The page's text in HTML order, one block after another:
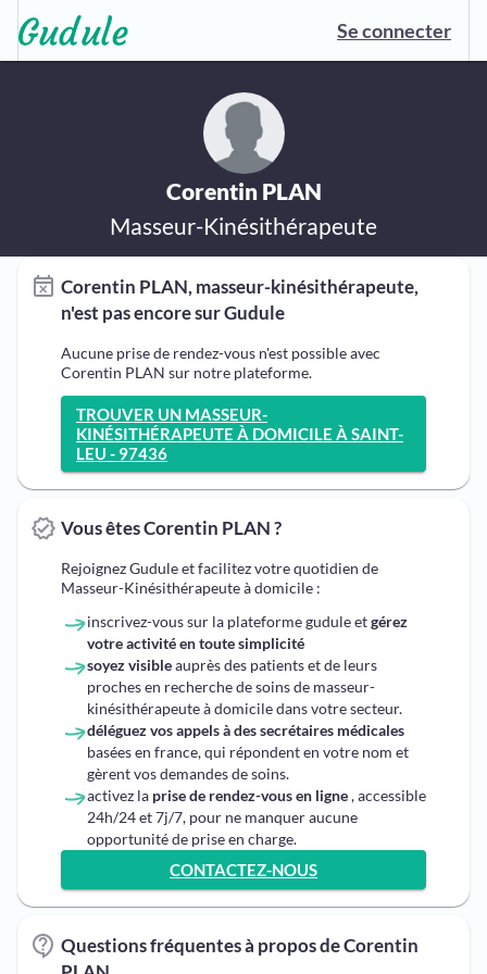
Se connecter
Corentin PLAN
Masseur-Kinésithérapeute
Corentin PLAN, masseur-kinésithérapeute,
n'est pas encore sur Gudule
Aucune prise de rendez-vous n'est possible avec
Corentin PLAN sur notre plateforme.
TROUVER UN MASSEUR-
KINÉSITHÉRAPEUTE À DOMICILE À SAINT-
LEU - 97436
Vous êtes Corentin PLAN ?
Rejoignez Gudule et facilitez votre quotidien de
Masseur-Kinésithérapeute à domicile :
inscrivez-vous sur la plateforme gudule etgérez
votre activité en toute simplicité
soyez visibleauprès des patients et de leurs
proches en recherche de soins de masseur-
kinésithérapeute à domicile dans votre secteur.
déléguez vos appels à des secrétaires médicales
basées en france, qui répondent en votre nom et
gèrent vos demandes de soins.
activez la prise de rendez-vous en ligne, accessible
24h/24 et 7j/7, pour ne manquer aucune
opportunité de prise en charge.
CONTACTEZ-NOUS
Questions fréquentes à propos de Corentin